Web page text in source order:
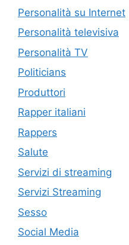
Personalità su Internet
Personalità televisiva
Personalità TV
Politicians
Produttori
Rapper italiani
Rappers
Salute
Servizi di streaming
Servizi Streaming
Sesso
Social Media